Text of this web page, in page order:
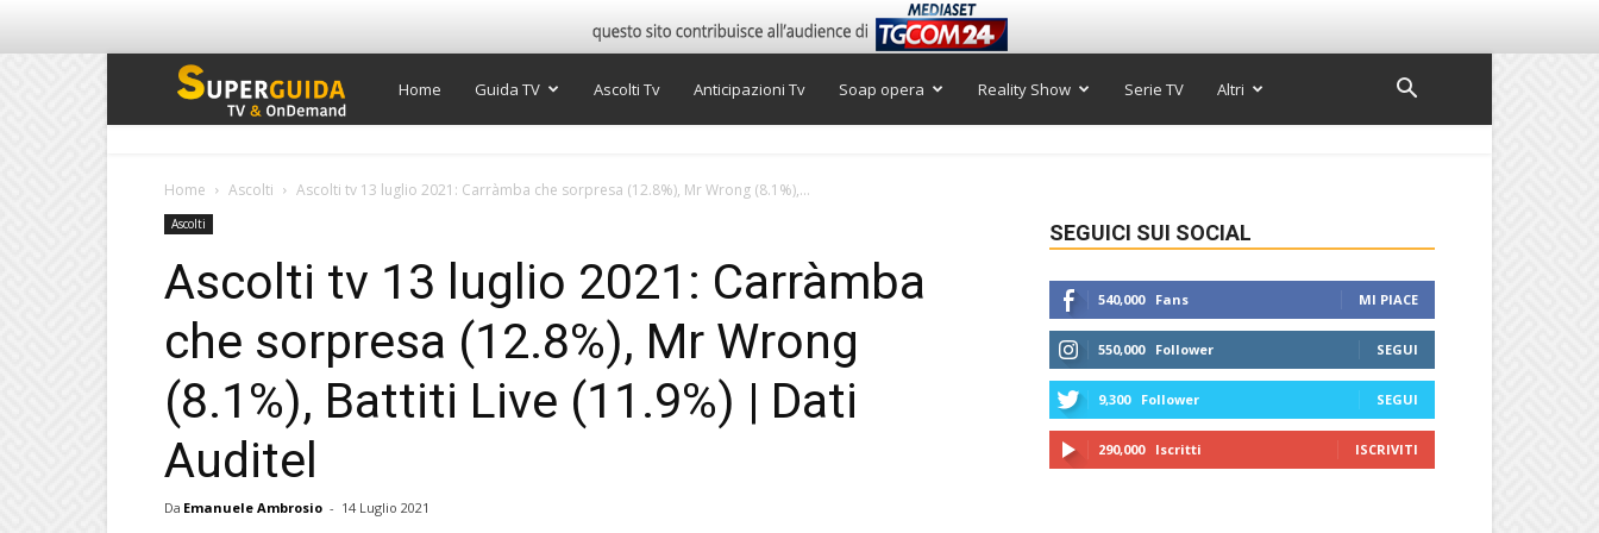
Super
Home Guida TV Ascolti Tv Anticipazioni Tv Soap opera Reality Show Serie TV Altri
Home Ascolti Ascolti tv 13 luglio 2021: Carràmba che sorpresa (12.8%), Mr Wrong (8.1%),...
Ascolti
Ascolti tv 13 luglio 2021: Carràmba
che sorpresa (12.8%), Mr Wrong
(8.1%), Battiti Live (11.9%) | Dati
Auditel
Da Emanuele Ambrosio - 14 Luglio 2021
SEGUICI SUI SOCIAL
540,000 Fans MI PIACE
550,000 Follower SEGUI
9,300 Follower SEGUI
290,000 Iscritti ISCRIVITI